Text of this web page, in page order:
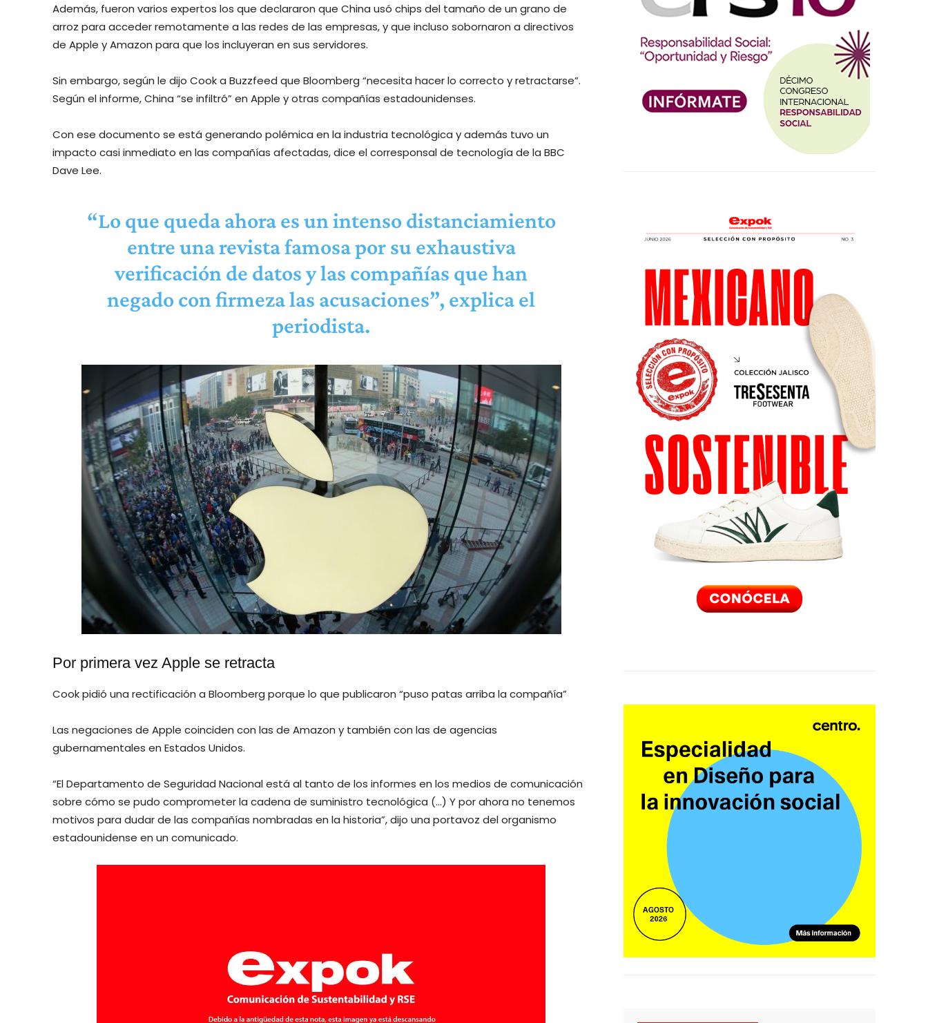
Además, fueron varios expertos los que declararon que China usó chips del tamaño de un grano de
arroz para acceder remotamente a las redes de las empresas, y que incluso sobornaron a directivos
de Apple y Amazon para que los incluyeran en sus servidores.
Sin embargo, según le dijo Cook a Buzzfeed que Bloomberg “necesita hacer lo correcto y retractarse”.
Según el informe, China “se infiltró” en Apple y otras compañías estadounidenses.
Con ese documento se está generando polémica en la industria tecnológica y además tuvo un
impacto casi inmediato en las compañías afectadas, dice el corresponsal de tecnología de la BBC
Dave Lee.
“Lo que queda ahora es un intenso distanciamiento
entre una revista famosa por su exhaustiva
verificación de datos y las compañías que han
negado con firmeza las acusaciones”, explica el
periodista.
Por primera vez Apple se retracta
Cook pidió una rectificación a Bloomberg porque lo que publicaron “puso patas arriba la compañía”
Las negaciones de Apple coinciden con las de Amazon y también con las de agencias
gubernamentales en Estados Unidos.
“El Departamento de Seguridad Nacional está al tanto de los informes en los medios de comunicación
sobre cómo se pudo comprometer la cadena de suministro tecnológica (…) Y por ahora no tenemos
motivos para dudar de las compañías nombradas en la historia”, dijo una portavoz del organismo
estadounidense en un comunicado.